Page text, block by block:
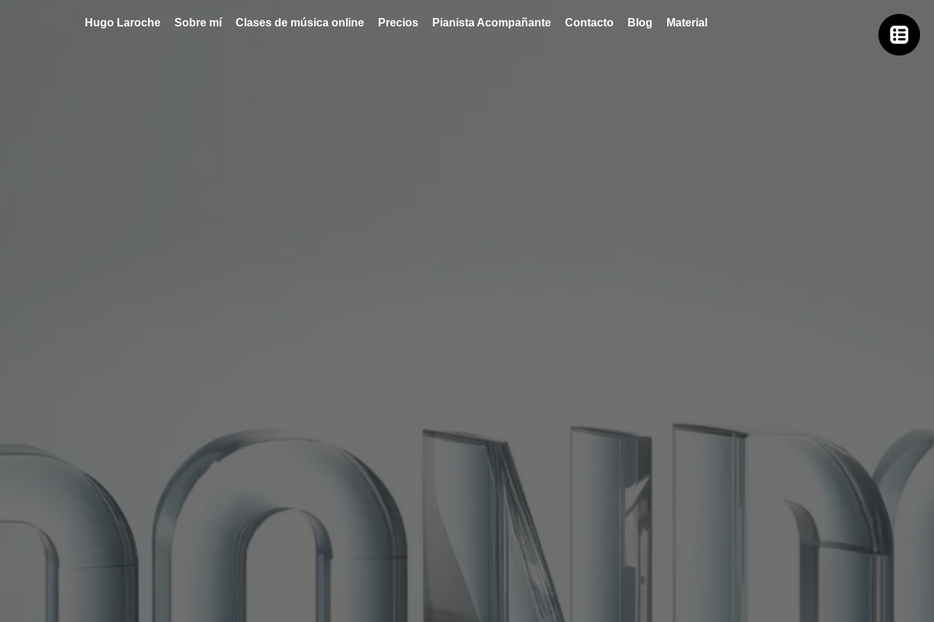
Hugo Laroche Sobre mí Clases de música online Precios Pianista Acompañante Contacto Blog Material